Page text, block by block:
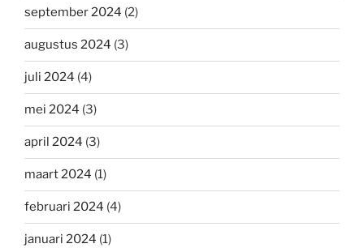
september 2024 (2)
augustus 2024 (3)
juli 2024 (4)
mei 2024 (3)
april 2024 (3)
maart 2024 (1)
februari 2024 (4)
januari 2024 (1)